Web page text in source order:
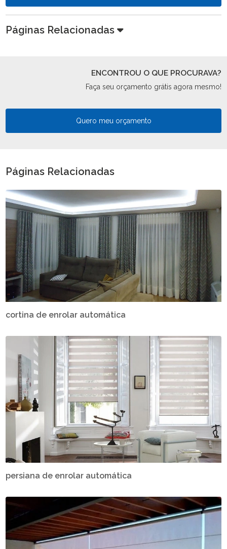
Páginas Relacionadas
ENCONTROU O QUE PROCURAVA?
Faça seu orçamento grátis agora mesmo!
Quero meu orçamento
Páginas Relacionadas
cortina de enrolar automática
persiana de enrolar automática